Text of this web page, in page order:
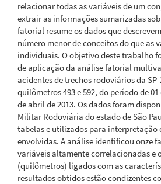
relacionar todas as variáveis de um
extrair as informações sumarizadas
fatorial resume os dados que
número menor de conceitos do que as
individuais. O objetivo deste trabalho
de aplicação da análise fatorial
acidentes de trechos rodoviários da
quilômetros 493 e 592, do período de
de abril de 2013. Os dados foram
Militar Rodoviária do estado de São
tabelas e utilizados para interpretação
envolvidas. A análise identificou onze
variáveis altamente correlacionadas e
(quilômetros) ligados com as
resultados obtidos estão condizentes